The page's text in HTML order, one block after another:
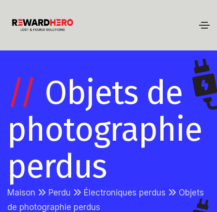
// Objets de
photographie
perdus
Maison Perdu Électroniques perdus
Objets
de photographie perdus